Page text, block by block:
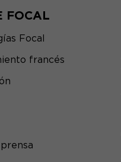
FOCAL
Focal
francés